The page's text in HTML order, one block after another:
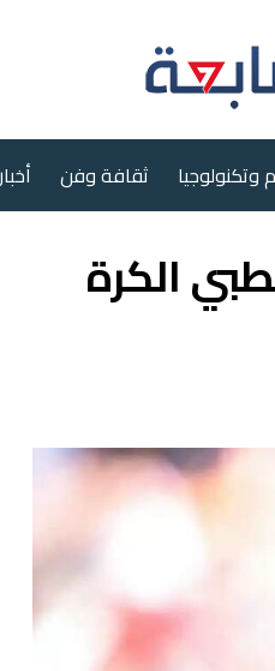
وتكنولوجيا ثقافة وفن
الكرة